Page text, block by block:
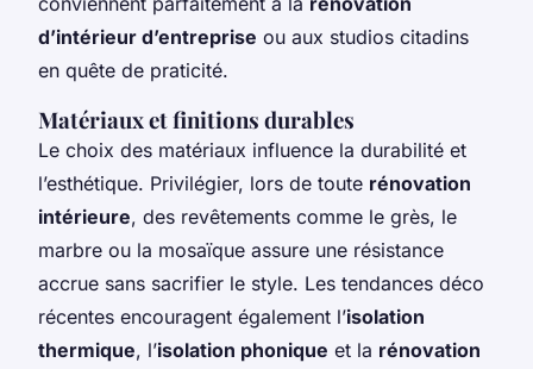
d’intérieur d’entreprise ou aux studios citadins
en quête de praticité.
Matériaux et finitions durables
Le choix des matériaux influence la durabilité et
l’esthétique. Privilégier, lors de toute rénovation
intérieure, des revêtements comme le grès, le
marbre ou la mosaïque assure une résistance
accrue sans sacrifier le style. Les tendances déco
récentes encouragent également l’isolation
thermique, l’isolation phonique et la rénovation